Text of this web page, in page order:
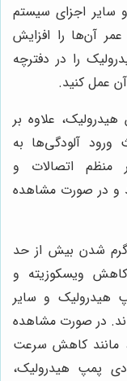
سایر اجزای سیستم
آن‌ها را افزایش
را در دفترچه
عمل کنید.
علاوه بر
آلودگی‌ها به
منظم اتصالات و
و در صورت مشاهده
شدن بیش از حد
ویسکوزیته و
هیدرولیک و سایر
در صورت مشاهده
مانند کاهش سرعت
پمپ هیدرولیک،